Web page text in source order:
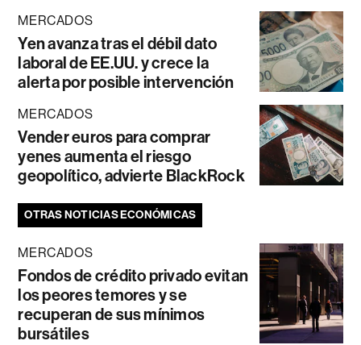
MERCADOS
Yen avanza tras el débil dato
laboral de EE.UU. y crece la
alerta por posible intervención
MERCADOS
Vender euros para comprar
yenes aumenta el riesgo
geopolítico, advierte BlackRock
OTRAS NOTICIAS ECONÓMICAS
MERCADOS
Fondos de crédito privado evitan
los peores temores y se
recuperan de sus mínimos
bursátiles